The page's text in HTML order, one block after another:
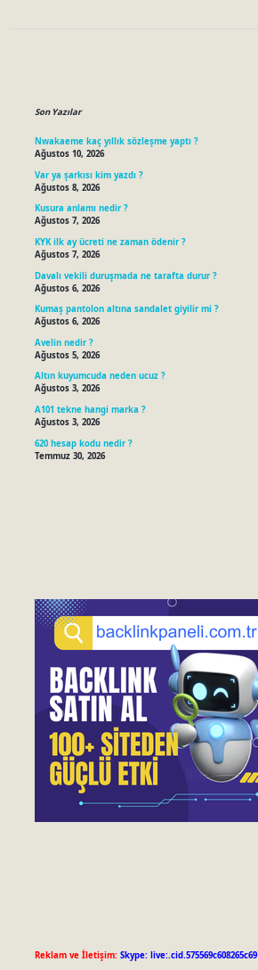
Son Yazılar
Nwakaeme kaç yıllık sözleşme yaptı ?
Ağustos 10, 2026
Var ya şarkısı kim yazdı ?
Ağustos 8, 2026
Kusura anlamı nedir ?
Ağustos 7, 2026
KYK ilk ay ücreti ne zaman ödenir ?
Ağustos 7, 2026
Davalı vekili duruşmada ne tarafta durur ?
Ağustos 6, 2026
Kumaş pantolon altına sandalet giyilir mi ?
Ağustos 6, 2026
Avelin nedir ?
Ağustos 5, 2026
Altın kuyumcuda neden ucuz ?
Ağustos 3, 2026
A101 tekne hangi marka ?
Ağustos 3, 2026
620 hesap kodu nedir ?
Temmuz 30, 2026
Reklam ve İletişim: Skype: live:.cid.575569c608265c69